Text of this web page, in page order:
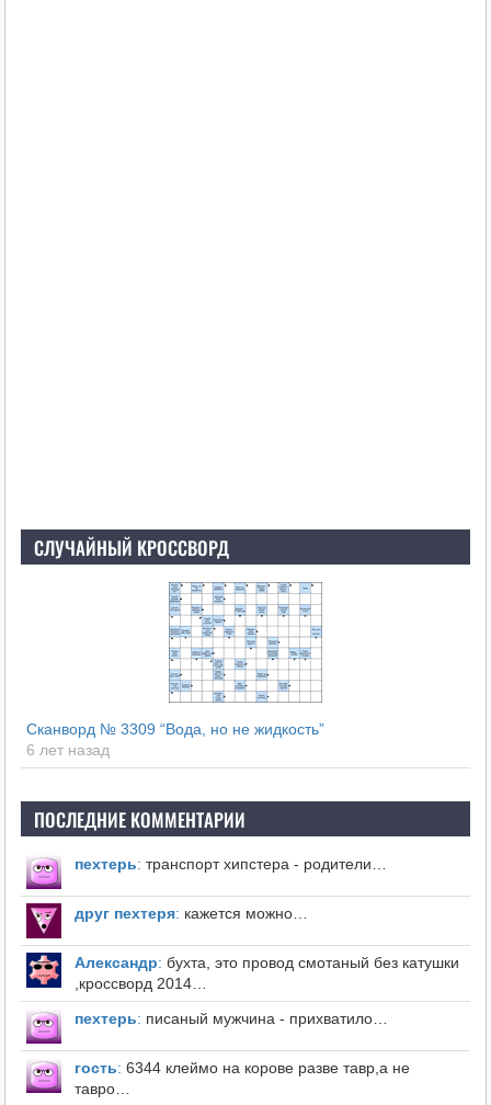
СЛУЧАЙНЫЙ КРОССВОРД
Сканворд № 3309 “Вода, но не жидкость”
6 лет назад
ПОСЛЕДНИЕ КОММЕНТАРИИ
пехтерь: транспорт хипстера - родители…
друг пехтеря: кажется можно…
Александр: бухта, это провод смотаный без катушки
,кроссворд 2014…
пехтерь: писаный мужчина - прихватило…
гость: 6344 клеймо на корове разве тавр,а не
тавро…